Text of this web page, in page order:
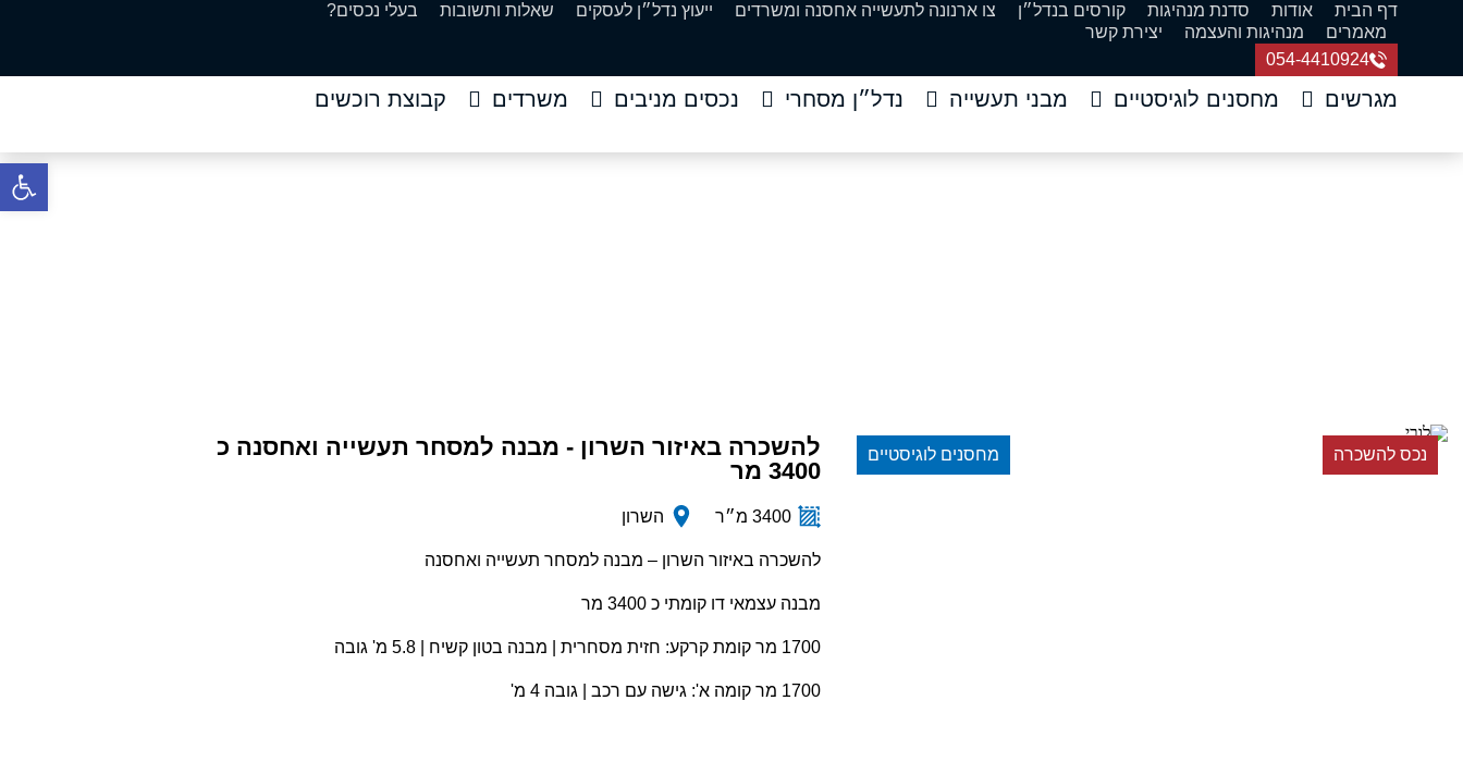
דף הבית אודות סדנת מנהיגות קורסים בנדל״ן צו ארנונה לתעשייה אחסנה ומשרדים ייעוץ נדל״ן לעסקים שאלות ותשובות
בעלי נכסים?
מאמרים
מנהיגות והעצמה
יצירת קשר
054-4410924
מגרשים מחסנים לוגיסטיים מבני תעשייה נדל״ן מסחרי נכסים מניבים משרדים קבוצת רוכשים
מחסנים לוגיסטיים נכס להשכרה
להשכרה באיזור השרון - מבנה למסחר תעשייה ואחסנה כ
3400 מר
3400 מ״ר השרון
להשכרה באיזור השרון – מבנה למסחר תעשייה ואחסנה
מבנה עצמאי דו קומתי כ 3400 מר
1700 מר קומת קרקע: חזית מסחרית | מבנה בטון קשיח | 5.8 מ' גובה
1700 מר קומה א': גישה עם רכב | גובה 4 מ'
פתח